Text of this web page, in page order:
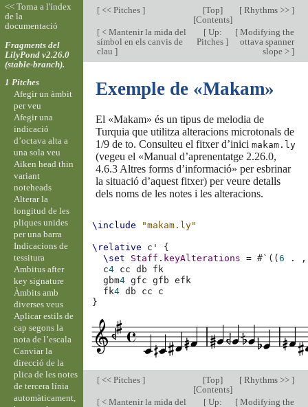
[<< Pitches ] [Top]
[Contents]
[Rhythms >> ]
[< Mantenir la mida del
símbol en els canvis de
clau ]
[Up:
Pitches]
[Modifying the
ottava spanner
slope > ]
Exemple de «Makam»
El «Makam» és un tipus de melodia de
Turquia que utilitza alteracions microtonals de
1/9 de to. Consulteu el fitxer d’inici makam.ly
(vegeu el «Manual d’aprenentatge 2.26.0,
4.6.3 Altres forms d’informació» per esbrinar
la situació d’aquest fitxer) per veure detalls
dels noms de les notes i les alteracions.
\include "makam.ly"
\relative c'
{
\set
Staff . keyAlterations = #` ((6 . ,
c4 cc db
gbm4 gfc gfb
fk4 db cc
c
}
[<< Pitches ] [Top]
[Contents]
[Rhythms >> ]
[< Mantenir la mida del
[Up:
[Modifying the
<< Torna a l'índex
de la
documentació
Fragments del
LilyPond v2.26.0
(stable-branch).
1 Pitches
Afegir un àmbit
per veu
Afegir una
indicació
d’octava alta a
una sola veu
Aiken head thin
variant
noteheads
Alterar la
longitud de les
pliques unides
per una barra
Indicacions de
tessitura
Ambitus after
key signature
Àmbits amb
diverses veus
Aplicar estils de
cap segons la
nota de l’escala
Canviar la
direcció de la
plica de les notes
de tercera línia
automàticament,